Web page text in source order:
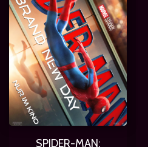
SPIDER-MAN: